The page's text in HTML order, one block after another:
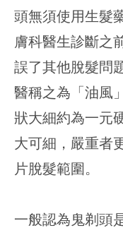
頭無須使用生髮
膚科醫生診斷之
誤了其他脫髮問
醫稱之為「油風
狀大細約為一元
大可細，嚴重者
片脫髮範圍。
一般認為鬼剃頭